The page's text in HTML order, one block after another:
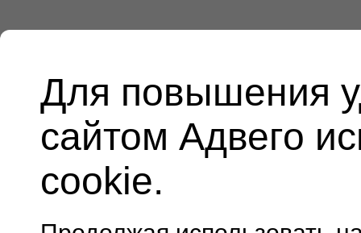
Для повышения
сайтом Адвего
cookie.